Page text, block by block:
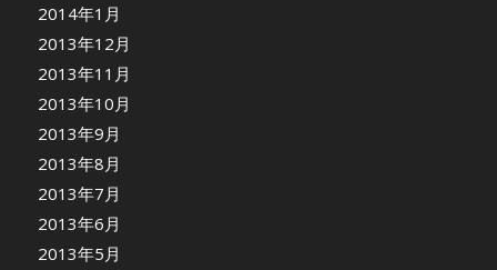
2014年1月
2013年12月
2013年11月
2013年10月
2013年9月
2013年8月
2013年7月
2013年6月
2013年5月